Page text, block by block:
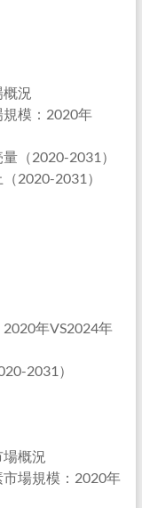
況
模：2020年
（2020-2031）
2020-2031）
年VS2024年
2031）
概況
場規模：2020年